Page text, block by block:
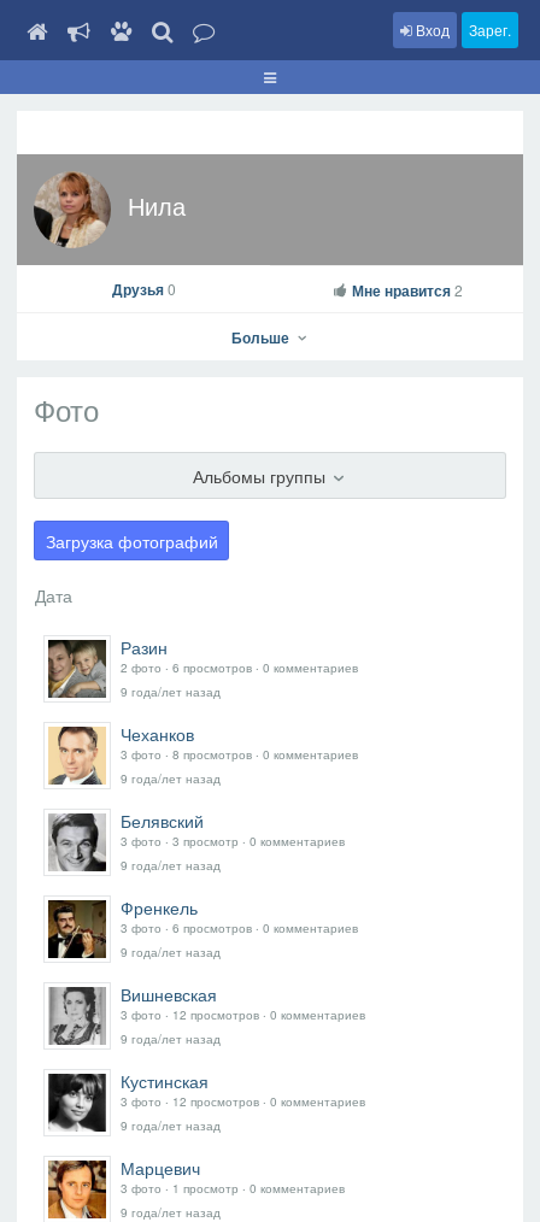
Вход Зарег.
Нила
В друзья
Друзья0 Мне нравится 2
Больше
Фото
Альбомы группы
Загрузка фотографий
Разин
2 фото ‧ 6 просмотров ‧ 0 комментариев
9 года/лет назад
Чеханков
3 фото ‧ 8 просмотров ‧ 0 комментариев
9 года/лет назад
Белявский
3 фото ‧ 3 просмотр ‧ 0 комментариев
9 года/лет назад
Френкель
3 фото ‧ 6 просмотров ‧ 0 комментариев
9 года/лет назад
Вишневская
3 фото ‧ 12 просмотров ‧ 0 комментариев
9 года/лет назад
Кустинская
3 фото ‧ 12 просмотров ‧ 0 комментариев
9 года/лет назад
Марцевич
3 фото ‧ 1 просмотр ‧ 0 комментариев
9 года/лет назад